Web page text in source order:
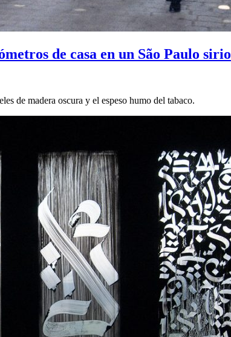
de casa en un São Paulo sirio
de madera oscura y el espeso humo del tabaco.